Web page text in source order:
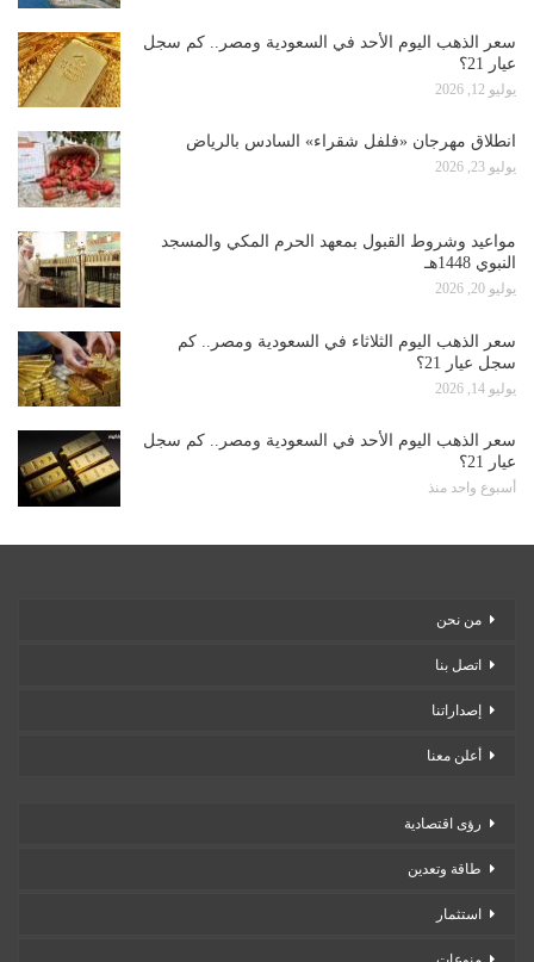
سعر الذهب اليوم الأحد في السعودية ومصر.. كم سجل
عيار 21؟
يوليو 12, 2026
انطلاق مهرجان «فلفل شقراء» السادس بالرياض
يوليو 23, 2026
مواعيد وشروط القبول بمعهد الحرم المكي والمسجد
النبوي 1448هـ
يوليو 20, 2026
سعر الذهب اليوم الثلاثاء في السعودية ومصر.. كم
سجل عيار 21؟
يوليو 14, 2026
سعر الذهب اليوم الأحد في السعودية ومصر.. كم سجل
عيار 21؟
أسبوع واحد منذ
من نحن
اتصل بنا
إصداراتنا
أعلن معنا
رؤى اقتصادية
طاقة وتعدين
استثمار